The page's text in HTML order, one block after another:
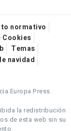
normativo
Cookies
Temas
navidad
Europa Press.
la redistribución
de esta web sin su